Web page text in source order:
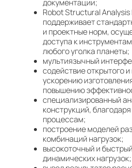
документации;
Robot Structural
поддерживает
и проектные норм,
доступа к
любого уголка планеты;
мультиязычный
содействие открытого и
ускорению
повышению
специализированный
конструкций,
процессам;
построение моделей
комбинаций нагрузок;
высокоточный и
динамических нагрузок;